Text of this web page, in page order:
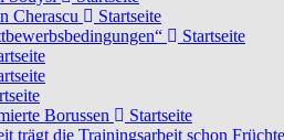
Cherascu
Startseite
Startseite
Borussen
Startseite
trägt die Trainingsarbeit schon